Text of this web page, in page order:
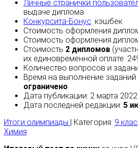
Личные странички
выдаче диплома
Конкурсита-Бонус: кэшбек
Стоимость оформления
Стоимость оформления
Стоимость 2 дипломов
их единовременной оплате:
Количество вопросов и
Время на выполнение заданий
ограничено
Дата публикации: 2 марта
Дата последней редакции: 5
Итоги олимпиады
| Категория: 9
Химия